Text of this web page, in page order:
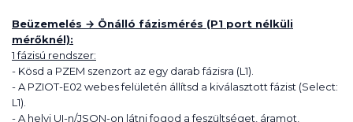
Beüzemelés → Önálló fázismérés (P1 port nélküli
mérőknél):
1 fázisú rendszer:
- Kösd a PZEM szenzort az egy darab fázisra (L1).
- A PZIOT-E02 webes felületén állítsd a kiválasztott fázist (Select:
L1).
- A helyi UI-n/JSON-on látni fogod a feszültséget, áramot,